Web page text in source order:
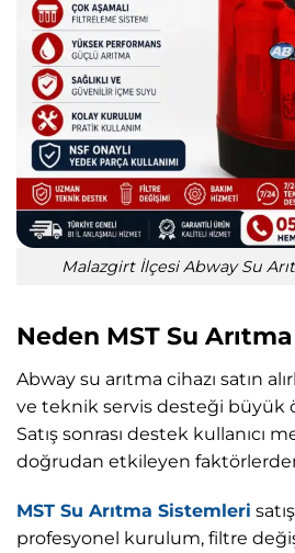
Malazgirt İlçesi Abway Su
Neden MST Su
Abway su arıtma cihazı satın
ve teknik servis desteği büyük
Satış sonrası destek kullanıcı
doğrudan etkileyen
MST Su Arıtma Sistemleri
profesyonel kurulum, filtre